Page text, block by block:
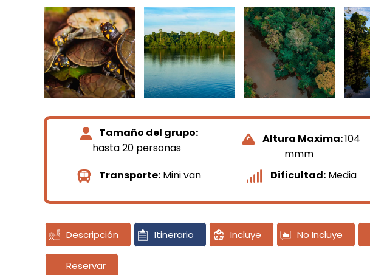
Tamaño del grupo:
hasta 20 personas
Altura Maxima:104
mmm
Transporte: Mini van Dificultad:Media
Descripción Itinerario Incluye No Incluye
Reservar